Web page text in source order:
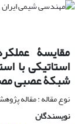
مقایسۀ
استاتیکی با
شبکۀ عصبی
نوع مقاله : مقاله
نویسندگان